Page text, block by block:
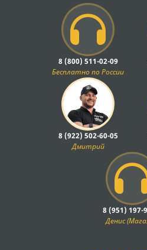
8 (800) 511-02-09
Бесплатно по России
8 (922) 502-60-05
Дмитрий
8 (951) 197-
Денис